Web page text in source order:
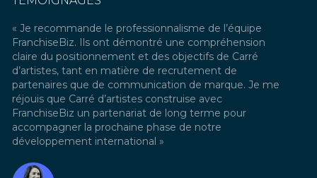
« Je recommande le professionnalisme de l’équipe
FranchiseBiz. Ils ont démontré une compréhension
claire du positionnement et des objectifs de Carré
d’artistes, tant en matière de recrutement de
partenaires que de communication de marque. Je me
réjouis que Carré d’artistes construise avec
FranchiseBiz un partenariat de long terme pour
accompagner la prochaine phase de notre
développement international »